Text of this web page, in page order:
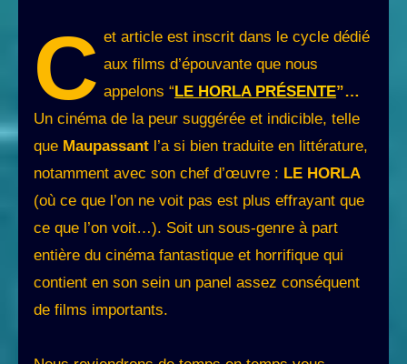
C et article est inscrit dans le cycle dédié
aux films d’épouvante que nous
appelons “LE HORLA PRÉSENTE”…
Un cinéma de la peur suggérée et indicible, telle
que Maupassant l’a si bien traduite en littérature,
notamment avec son chef d’œuvre : LE HORLA
(où ce que l’on ne voit pas est plus effrayant que
ce que l’on voit…). Soit un sous-genre à part
entière du cinéma fantastique et horrifique qui
contient en son sein un panel assez conséquent
de films importants.